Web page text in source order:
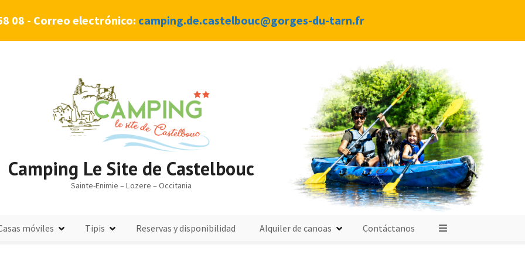
08 - Correo electrónico: camping.de.castelbouc@gorges-du-tarn.fr
Camping Le Site de Castelbouc
Sainte-Enimie – Lozere – Occitania
móviles Tipis Reservas y disponibilidad Alquiler de canoas Contáctanos